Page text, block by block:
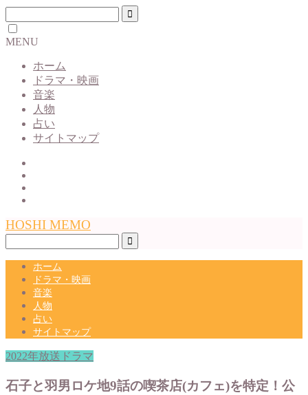
MENU
ホーム
ドラマ・映画
音楽
人物
占い
サイトマップ
HOSHI MEMO
ホーム
ドラマ・映画
音楽
人物
占い
サイトマップ
2022年放送ドラマ
石子と羽男ロケ地9話の喫茶店(カフェ)を特定！公